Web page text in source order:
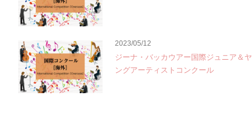
2023/05/12
ジーナ・バッカウアー国際ジュニア＆ヤ
ングアーティストコンクール